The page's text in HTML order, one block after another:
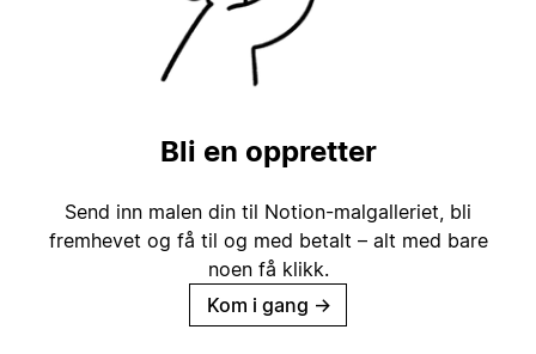
Bli en oppretter
Send inn malen din til Notion-malgalleriet, bli
fremhevet og få til og med betalt – alt med bare
noen få klikk.
Kom i gang →